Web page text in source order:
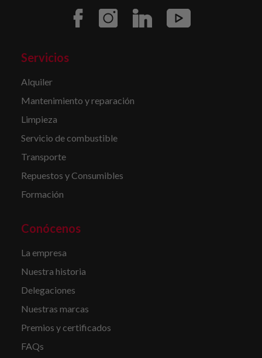
Servicios
Alquiler
Mantenimiento y reparación
Limpieza
Servicio de combustible
Transporte
Repuestos y Consumibles
Formación
Conócenos
La empresa
Nuestra historia
Delegaciones
Nuestras marcas
Premios y certificados
FAQs